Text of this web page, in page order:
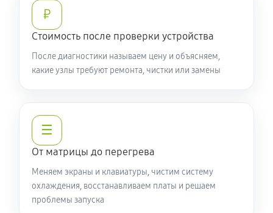
Ремонт разъема питания
Замена видеочипа ноутбука Acer P2 TMP214-53-
509T (NX.VPKER.00C)
Настройка BIOS ноутбука Acer P2 TMP214-53-509T
(NX.VPKER.00C)
590 руб 60 минут
Ремонт подсветки ноутбука Acer P2 TMP214-53-509T
(NX.VPKER.00C)
₽
Стоимость после проверки устройства
После диагностики называем цену и объясняем,
какие узлы требуют ремонта, чистки или замены
☰
От матрицы до перегрева
Меняем экраны и клавиатуры, чистим систему
охлаждения, восстанавливаем платы и решаем
проблемы запуска